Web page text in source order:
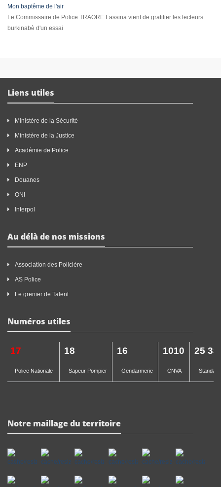
Mon baptême de l'air
Le Commissaire de Police TRAORE Lassina vient de gratifier les lecteurs
burkinabè d'un essai
Liens utiles
Ministère de la Sécurité
Ministère de la Justice
Académie de Police
ENP
Douanes
ONI
Interpol
Au délà de nos missions
Association des Policière
AS Police
Le grenier de Talent
Numéros utiles
17
Police Nationale
18
Sapeur Pompier
16
Gendarmerie
1010
CNVA
25 33
Notre maillage du territoire